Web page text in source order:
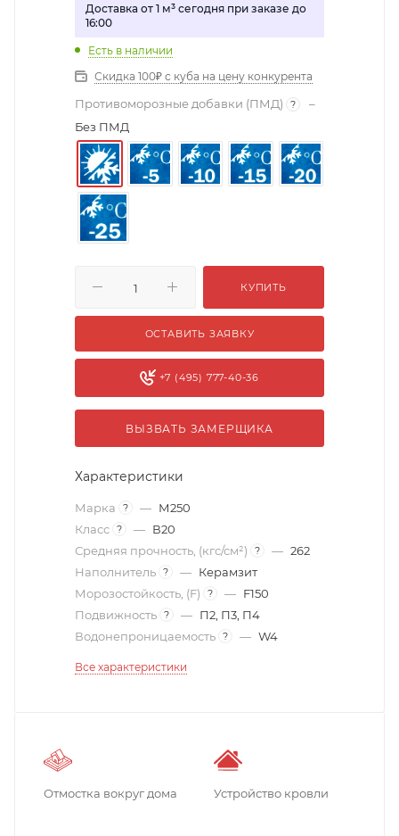
Доставка от 1 м³ сегодня при заказе до
16:00
Есть в наличии
Скидка 100₽ с куба на цену конкурента
Противоморозные добавки (ПМД) ?
–
Без ПМД
КУПИТЬ
ОСТАВИТЬ ЗАЯВКУ
+7 (495) 777-40-36
ВЫЗВАТЬ ЗАМЕРЩИКА
Характеристики
Марка ? — М250
Класс ? — В20
Средняя прочность, (кгс/см²)
? — 262
Наполнитель ? — Керамзит
Морозостойкость, (F)
? — F150
Подвижность ? — П2, П3, П4
Водонепроницаемость ? — W4
Все характеристики
Отмостка вокруг дома Устройство кровли